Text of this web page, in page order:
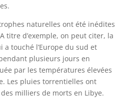
naturelles ont été inédites
titre d’exemple, on peut citer, la
a touché l’Europe du sud et
plusieurs jours en
par les températures élevées
Les pluies torrentielles ont
milliers de morts en Libye.